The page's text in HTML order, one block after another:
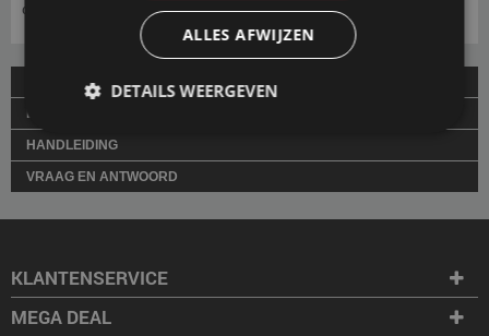
definitieve beslissing neemt.
LEVERING
BETALING
HANDLEIDING
VRAAG EN ANTWOORD
KLANTENSERVICE
MEGA DEAL
ALLES AFWIJZEN
DETAILS WEERGEVEN